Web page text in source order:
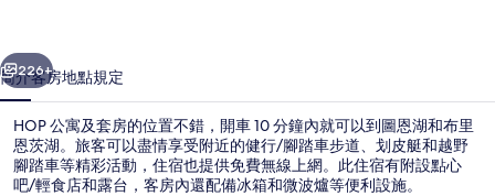
相
片
集
個 下一個
226+
簡介客房地點規定
HOP 公寓及套房的位置不錯，開車 10 分鐘內就可以到圖恩湖和布里
恩茨湖。旅客可以盡情享受附近的健行/腳踏車步道、划皮艇和越野
腳踏車等精彩活動，住宿也提供免費無線上網。此住宿有附設點心
吧/輕食店和露台，客房內還配備冰箱和微波爐等便利設施。